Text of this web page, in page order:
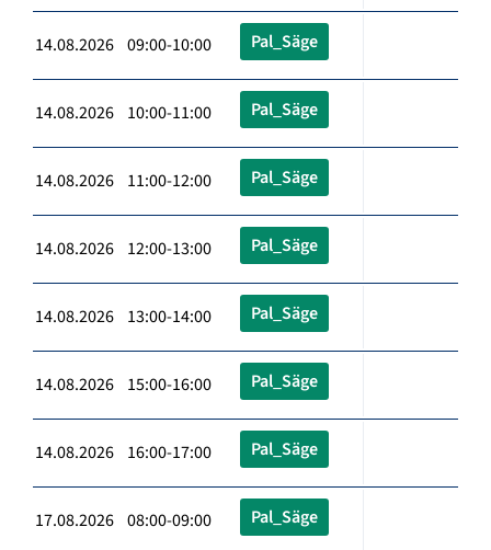
14.08.2026 09:00-10:00 Pal_Säge
14.08.2026 10:00-11:00 Pal_Säge
14.08.2026 11:00-12:00 Pal_Säge
14.08.2026 12:00-13:00 Pal_Säge
14.08.2026 13:00-14:00 Pal_Säge
14.08.2026 15:00-16:00 Pal_Säge
14.08.2026 16:00-17:00 Pal_Säge
17.08.2026 08:00-09:00 Pal_Säge